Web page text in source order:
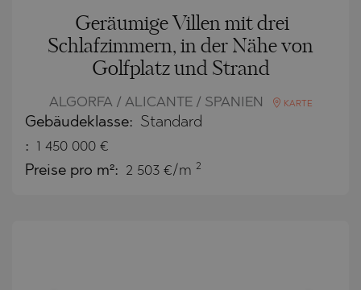
Geräumige Villen mit drei
Schlafzimmern, in der Nähe von
Golfplatz und Strand
ALGORFA / ALICANTE / SPANIEN KARTE
Gebäudeklasse: Standard
: 1 450 000 €
Preise pro m²: 2 503 €/m 2